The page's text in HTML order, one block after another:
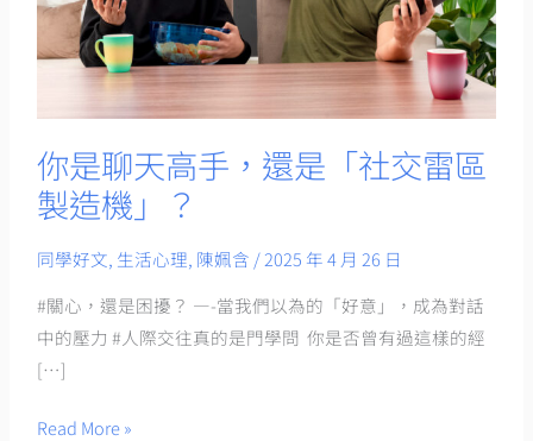
你是聊天高手，還是「社交雷區
製造機」？
同學好文, 生活心理, 陳姵含 /2025 年 4 月 26 日
#關心，還是困擾？ —-當我們以為的「好意」，成為對話
中的壓力 #人際交往真的是門學問 你是否曾有過這樣的經
[…]
還
是
交
雷
區
製
機」？
Read More »